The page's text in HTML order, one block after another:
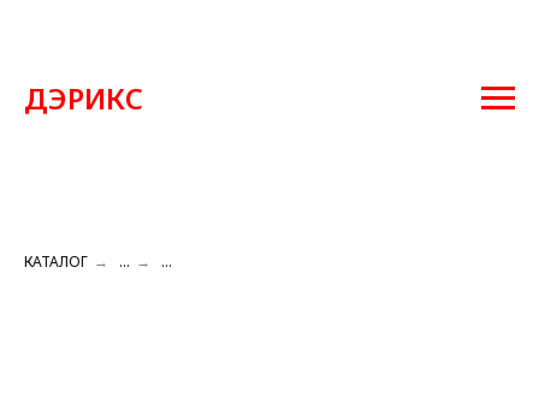
ДЭРИКС
КАТАЛОГ → ... → ...